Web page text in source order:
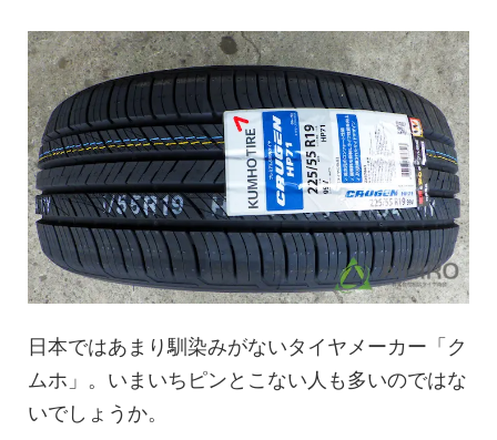
日本ではあまり馴染みがないタイヤメーカー「ク
ムホ」。いまいちピンとこない人も多いのではな
いでしょうか。